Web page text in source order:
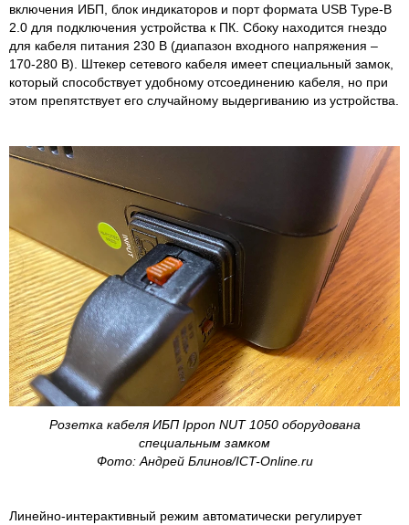
включения ИБП, блок индикаторов и порт формата USB Type-B
2.0 для подключения устройства к ПК. Сбоку находится гнездо
для кабеля питания 230 В (диапазон входного напряжения –
170-280 В). Штекер сетевого кабеля имеет специальный замок,
который способствует удобному отсоединению кабеля, но при
этом препятствует его случайному выдергиванию из устройства.
Розетка кабеля ИБП Ippon NUT 1050 оборудована
специальным замком
Фото: Андрей Блинов/ICT-Online.ru
Линейно-интерактивный режим автоматически регулирует